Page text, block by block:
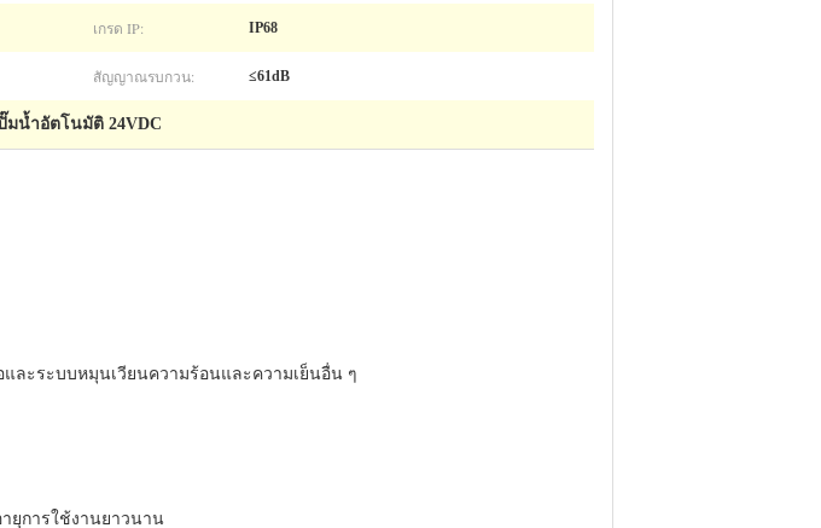
เกรด IP: IP68
สัญญาณรบกวน: ≤61dB
มน้ำอัตโนมัติ 24VDC
ละระบบหมุนเวียนความร้อนและความเย็นอื่น ๆ
ยุการใช้งานยาวนาน